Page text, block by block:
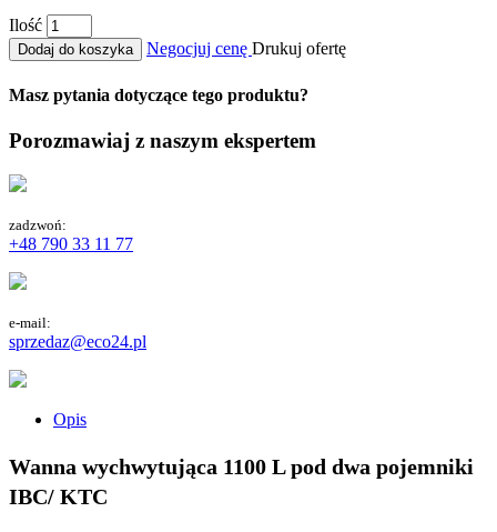
Ilość
Dodaj do koszyka Negocjuj cenę Drukuj ofertę
Masz pytania dotyczące tego produktu?
Porozmawiaj z naszym ekspertem
zadzwoń:
+48 790 33 11 77
e-mail:
sprzedaz@eco24.pl
Opis
Wanna wychwytująca 1100 L pod dwa pojemniki
IBC/ KTC